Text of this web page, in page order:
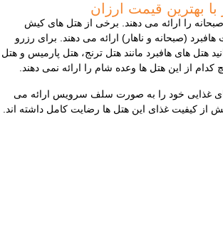
با بهترین قیمت ارزان
را ارائه می دهند. برخی از هتل های کیش
(صبحانه و ناهار) ارائه می دهند. برای رزرو
هتل های هافبرد مانند هتل ترنج، هتل پارمیس و هتل
کدام از این هتل ها وعده شام را ارائه نمی دهند.
غذایی خود را به صورت سلف سرویس ارائه می
از کیفیت غذای این هتل ها رضایت کامل داشته اند.